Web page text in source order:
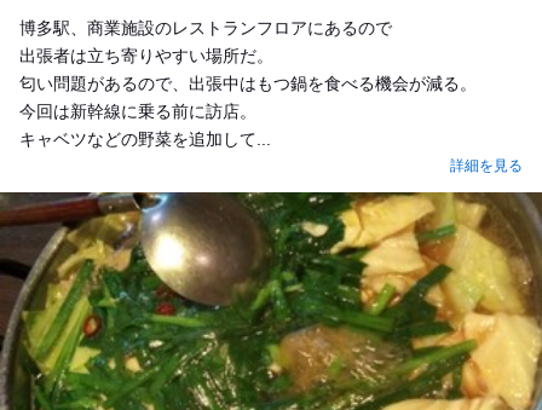
博多駅、商業施設のレストランフロアにあるので
出張者は立ち寄りやすい場所だ。
匂い問題があるので、出張中はもつ鍋を食べる機会が減る。
今回は新幹線に乗る前に訪店。
キャベツなどの野菜を追加して...
詳細を見る